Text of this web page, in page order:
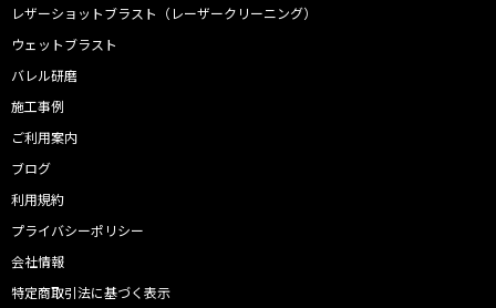
レザーショットブラスト（レーザークリーニング）
ウェットブラスト
バレル研磨
施工事例
ご利用案内
ブログ
利用規約
プライバシーポリシー
会社情報
特定商取引法に基づく表示